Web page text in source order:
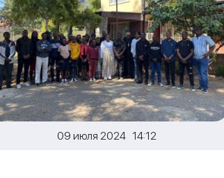
09 июля 2024 14:12